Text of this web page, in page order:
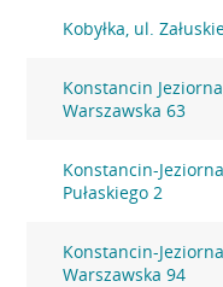
Kobyłka, ul.
Konstancin
Warszawska 63
Konstancin-
Pułaskiego 2
Konstancin-
Warszawska 94